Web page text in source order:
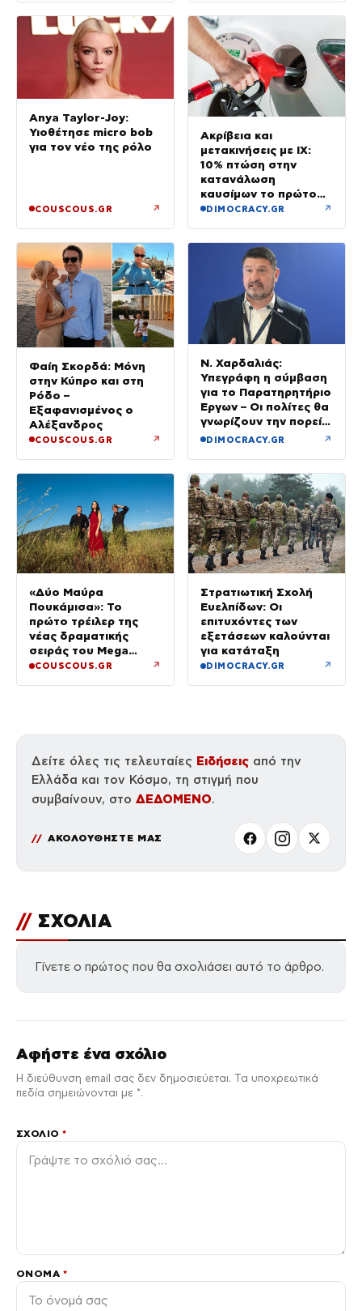
Anya Taylor-Joy:
Υιοθέτησε micro bob
για τον νέο της ρόλο
COUSCOUS.GR ↗
Ακρίβεια και
μετακινήσεις με ΙΧ:
10% πτώση στην
κατανάλωση
καυσίμων το πρώτο
εξάμηνο του έτους
DIMOCRACY.GR ↗
Φαίη Σκορδά: Μόνη
στην Κύπρο και στη
Ρόδο –
Εξαφανισμένος ο
Αλέξανδρος
COUSCOUS.GR ↗
Ν. Χαρδαλιάς:
Υπεγράφη η σύμβαση
για το Παρατηρητήριο
Έργων – Οι πολίτες θα
γνωρίζουν την πορεία
κάθε έργου στην
DIMOCRACY.GR ↗
«Δύο Μαύρα
Πουκάμισα»: Το
πρώτο τρέιλερ της
νέας δραματικής
σειράς του Mega
κυκλοφόρησε
COUSCOUS.GR ↗
Στρατιωτική Σχολή
Ευελπίδων: Οι
επιτυχόντες των
εξετάσεων καλούνται
για κατάταξη
DIMOCRACY.GR ↗
Δείτε όλες τις τελευταίες Ειδήσεις από την
Ελλάδα και τον Κόσμο, τη στιγμή που
συμβαίνουν, στο ΔΕΔΟΜΕΝΟ.
ΑΚΟΛΟΥΘΗΣΤΕ ΜΑΣ
// ΣΧΟΛΙΑ
Γίνετε ο πρώτος που θα σχολιάσει αυτό το άρθρο.
Αφήστε ένα σχόλιο
Η διεύθυνση email σας δεν δημοσιεύεται. Τα υποχρεωτικά
πεδία σημειώνονται με *.
ΣΧΌΛΙΟ*
ΌΝΟΜΑ *